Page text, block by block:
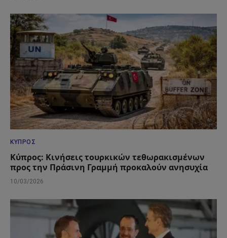
ΚΎΠΡΟΣ
Κύπρος: Κινήσεις τουρκικών τεθωρακισμένων
προς την Πράσινη Γραμμή προκαλούν ανησυχία
10/03/2026